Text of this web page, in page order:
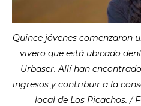
Quince jóvenes comenzaron
vivero que está ubicado
Urbaser. Allí han
ingresos y contribuir a la
local de Los Picachos. /